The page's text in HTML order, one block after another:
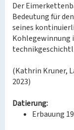
Der
Bedeutung für
seines
Kohlegewinnung
(Kathrin Kruner,
2023)
Datierung:
Erbauung